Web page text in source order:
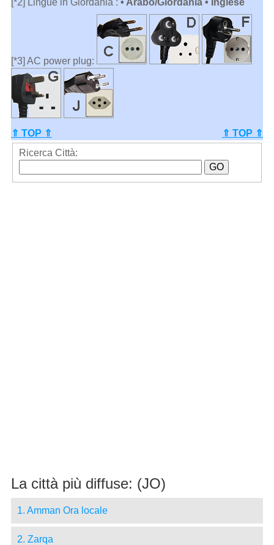
[*3] AC power plug:
⇑ TOP ⇑
⇑ TOP ⇑
Ricerca Città:
La città più diffuse: (JO)
1. Amman Ora locale
2. Zarqa